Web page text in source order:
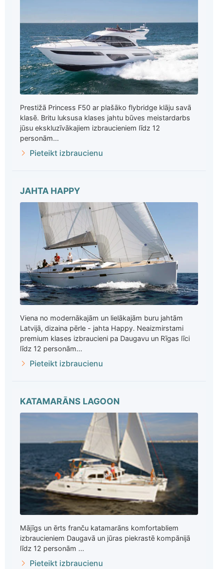
Prestižā Princess F50 ar plašāko flybridge klāju savā
klasē. Britu luksusa klases jahtu būves meistardarbs
jūsu ekskluzīvākajiem izbraucieniem līdz 12
personām...
Pieteikt izbraucienu
JAHTA HAPPY
Viena no modernākajām un lielākajām buru jahtām
Latvijā, dizaina pērle - jahta Happy. Neaizmirstami
premium klases izbraucieni pa Daugavu un Rīgas līci
līdz 12 personām...
Pieteikt izbraucienu
KATAMARĀNS LAGOON
Mājīgs un ērts franču katamarāns komfortabliem
izbraucieniem Daugavā un jūras piekrastē kompānijā
līdz 12 personām ...
Pieteikt izbraucienu